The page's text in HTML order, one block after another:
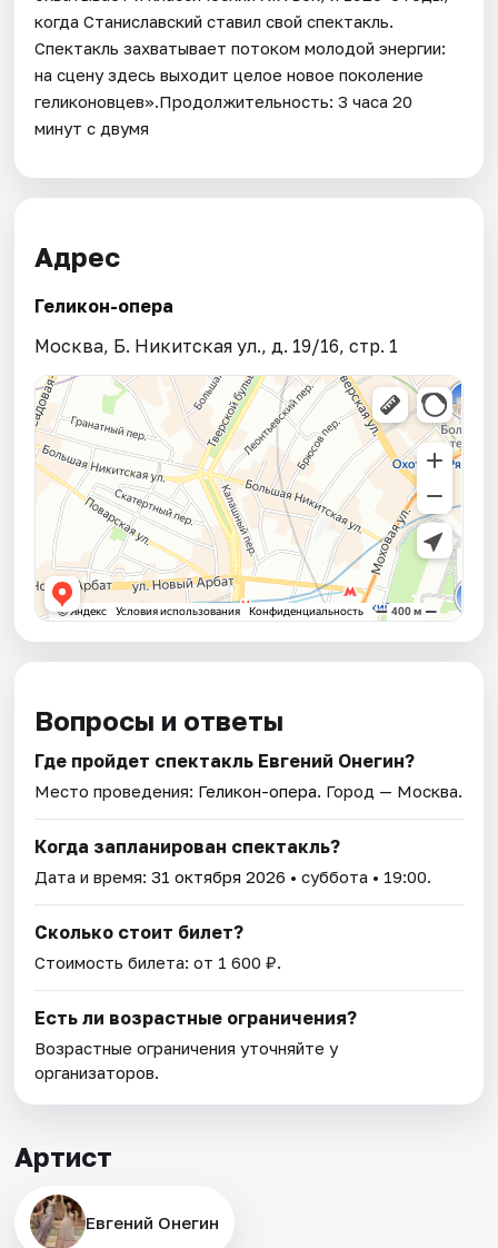
когда Станиславский ставил свой спектакль.
Спектакль захватывает потоком молодой энергии:
на сцену здесь выходит целое новое поколение
геликоновцев».Продолжительность: 3 часа 20
минут с двумя
Адрес
Геликон-опера
Москва, Б. Никитская ул., д. 19/16, стр. 1​
Вопросы и ответы
Где пройдет спектакль Евгений Онегин?
Место проведения: Геликон-опера. Город — Москва.
Когда запланирован спектакль?
Дата и время:31 октября 2026 • суббота • 19:00.
Сколько стоит билет?
Стоимость билета: от 1 600 ₽.
Есть ли возрастные ограничения?
Возрастные ограничения уточняйте у
организаторов.
Артист
Евгений Онегин